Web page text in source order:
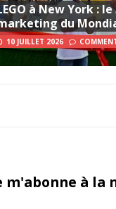
à New York : le
du
10 JUILLET 2026
m'abonne à